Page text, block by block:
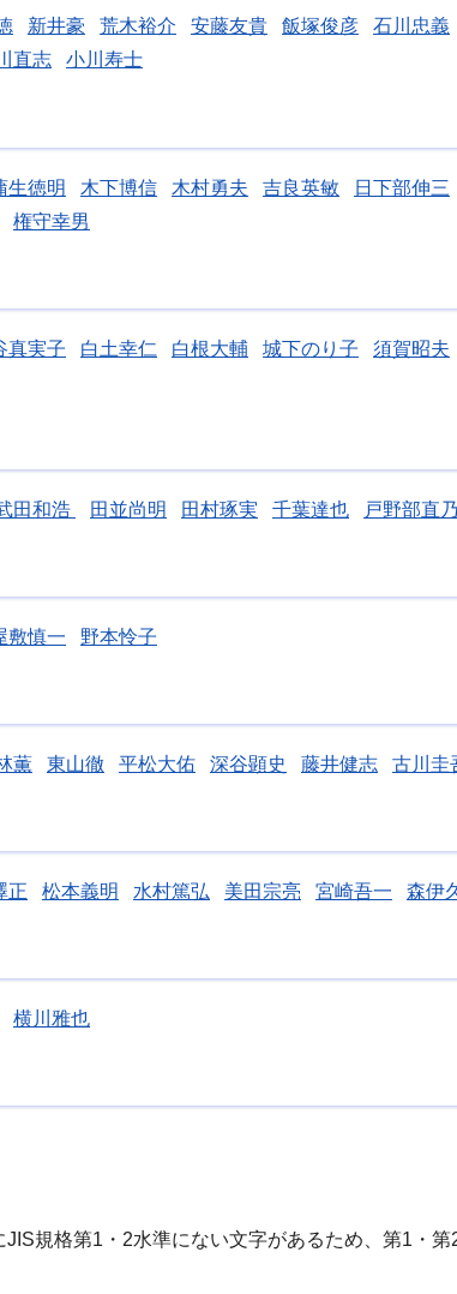
新井豪 荒木裕介 安藤友貴 飯塚俊彦 石川忠義
直志 小川寿士
生徳明 木下博信 木村勇夫 吉良英敏 日下部伸三
権守幸男
真実子 白土幸仁 白根大輔 城下のり子 須賀昭夫
田和浩 田並尚明 田村琢実 千葉達也 戸野部直乃
敷慎一 野本怜子
薫 東山徹 平松大佑 深谷顕史 藤井健志 古川圭
正 松本義明 水村篤弘 美田宗亮 宮崎吾一 森伊
横川雅也
規格第1・2水準にない文字があるため、第1・